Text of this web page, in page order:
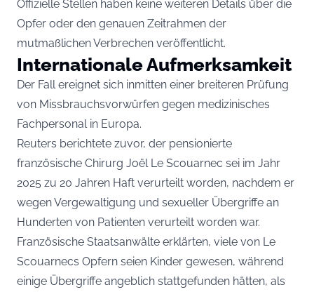
Offizielle Stellen haben keine weiteren Details über die
Opfer oder den genauen Zeitrahmen der
mutmaßlichen Verbrechen veröffentlicht.
Internationale Aufmerksamkeit
Der Fall ereignet sich inmitten einer breiteren Prüfung
von Missbrauchsvorwürfen gegen medizinisches
Fachpersonal in Europa.
Reuters berichtete zuvor, der pensionierte
französische Chirurg Joël Le Scouarnec sei im Jahr
2025 zu 20 Jahren Haft verurteilt worden, nachdem er
wegen Vergewaltigung und sexueller Übergriffe an
Hunderten von Patienten verurteilt worden war.
Französische Staatsanwälte erklärten, viele von Le
Scouarnecs Opfern seien Kinder gewesen, während
einige Übergriffe angeblich stattgefunden hätten, als